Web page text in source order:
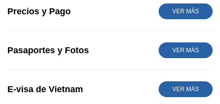
Precios y Pago VER MÁS
Pasaportes y Fotos VER MÁS
E-visa de Vietnam VER MÁS